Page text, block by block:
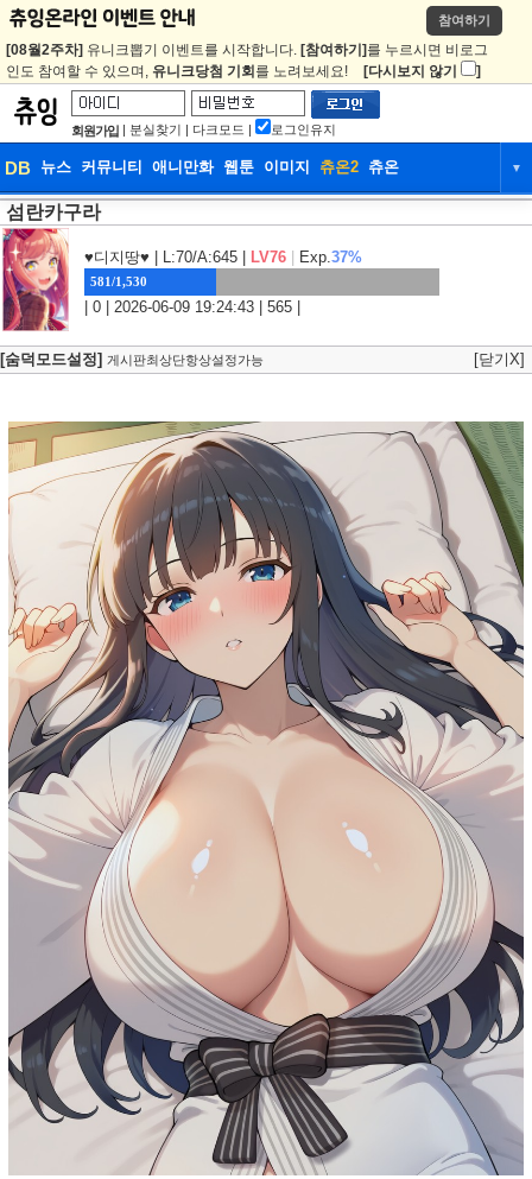
참여하기
[08월2주차] 유니크뽑기 이벤트를 시작합니다. [참여하기] 를 누르시면 비로그
인도 참여할 수 있으며, 유니크당첨 기회 를 노려보세요! [다시보지 않기 ]
회원가입 | 분실찾기 | 다크모드 | 로그인유지
DB 뉴스 커뮤니티 애니만화 웹툰 이미지 츄온2 츄온 ▼
DB
웹툰 이미지 츄온2
섬란카구라
♥디지땅♥ | L:70/A:645 | LV76 Exp.37%
581/1,530
| 0 | 2026-06-09 19:24:43 | 565 |
[숨덕모드설정] 게시판최상단항상설정가능 [닫기X]